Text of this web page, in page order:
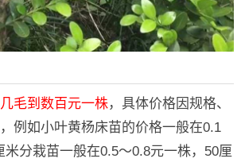
毛到数百元一株，具体价格因规格、
例如小叶黄杨床苗的价格一般在0.1
米分栽苗一般在0.5～0.8元一株，50厘